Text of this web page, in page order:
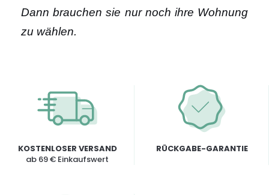
Dann brauchen sie nur noch ihre Wohnung
zu wählen.
KOSTENLOSER VERSAND
ab 69 € Einkaufswert
RÜCKGABE-GARANTIE